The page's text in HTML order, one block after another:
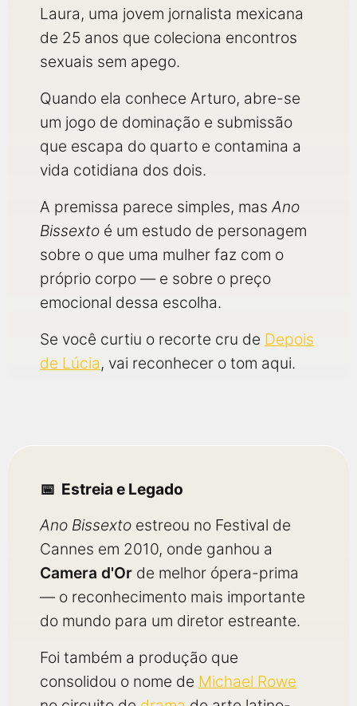
Laura, uma jovem jornalista mexicana
de 25 anos que coleciona encontros
sexuais sem apego.
Quando ela conhece Arturo, abre-se
um jogo de dominação e submissão
que escapa do quarto e contamina a
vida cotidiana dos dois.
A premissa parece simples, masAno
Bissexto é um estudo de personagem
sobre o que uma mulher faz com o
próprio corpo — e sobre o preço
emocional dessa escolha.
Se você curtiu o recorte cru de Depois
de Lúcia, vai reconhecer o tom aqui.
Estreia e Legado
Ano Bissexto estreou no Festival de
Cannes em 2010, onde ganhou a
Camera d'Or de melhor ópera-prima
— o reconhecimento mais importante
do mundo para um diretor estreante.
Foi também a produção que
consolidou o nome de Michael Rowe